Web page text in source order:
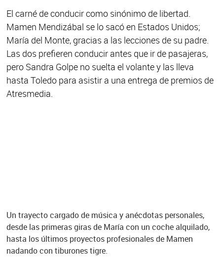
El carné de conducir como sinónimo de libertad.
Mamen Mendizábal se lo sacó en Estados Unidos;
María del Monte, gracias a las lecciones de su padre.
Las dos prefieren conducir antes que ir de pasajeras,
pero Sandra Golpe no suelta el volante y las lleva
hasta Toledo para asistir a una entrega de premios de
Atresmedia.
Un trayecto cargado de música y anécdotas personales,
desde las primeras giras de María con un coche alquilado,
hasta los últimos proyectos profesionales de Mamen
nadando con tiburones tigre.